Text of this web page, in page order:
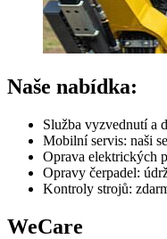
Naše nabídka:
Služba vyzvednutí a
Mobilní servis: naši
Oprava elektrických
Opravy čerpadel:
Kontroly strojů:
WeCare